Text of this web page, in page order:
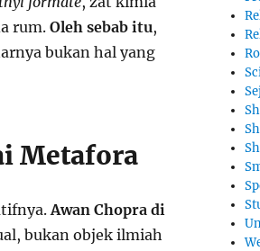
rum. Oleh sebab itu,
bukan hal yang
Metafora
Awan Chopra di
bukan objek ilmiah